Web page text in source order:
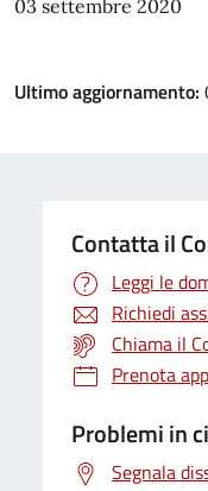
03 settembre 2020
Ultimo aggiornamento:
Contatta il
Leggi le
Richiedi
Chiama il
Prenota
Problemi in
Segnala